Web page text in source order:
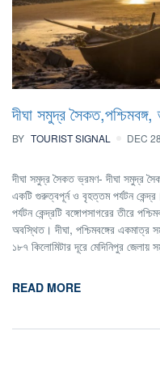
দীঘা সমুদ্র
BY TOURIST SIGNAL DEC
দীঘা সমুদ্র সৈকত ভ্রমণ- দীঘা সমুদ্র
একটি গুরুত্বপূর্ন ও বৃহত্তম পর্যটন
পর্যটন কেন্দ্রটি বঙ্গোপসাগরের তীরে
অবস্থিত। দীঘা, পশ্চিমবঙ্গের একমাত্র
১৮৭ কিলোমিটার দূরে মেদিনিপুর
READ MORE